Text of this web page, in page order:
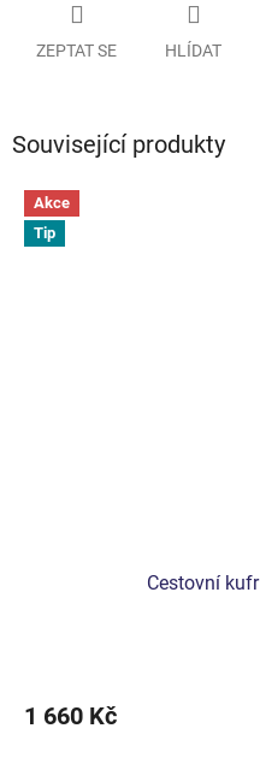
ZEPTAT SE HLÍDAT
Související produkty
Akce
Tip
Cestovní
produktu
je
1 660 Kč